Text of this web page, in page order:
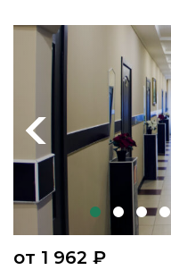
Previous
от 1 962 ₽